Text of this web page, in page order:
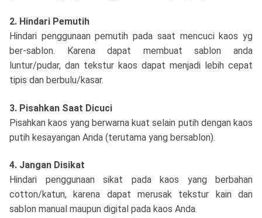
2. Hindari Pemutih
Hindari penggunaan pemutih pada saat mencuci kaos yg
ber-sablon. Karena dapat membuat sablon anda
luntur/pudar, dan tekstur kaos dapat menjadi lebih cepat
tipis dan berbulu/kasar.
3. Pisahkan Saat Dicuci
Pisahkan kaos yang berwarna kuat selain putih dengan kaos
putih kesayangan Anda (terutama yang bersablon).
4. Jangan Disikat
Hindari penggunaan sikat pada kaos yang berbahan
cotton/katun, karena dapat merusak tekstur kain dan
sablon manual maupun digital pada kaos Anda.